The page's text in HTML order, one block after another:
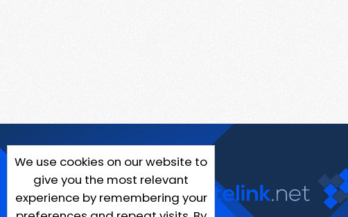
We use cookies on our website to
give you the most relevant
experience by remembering your